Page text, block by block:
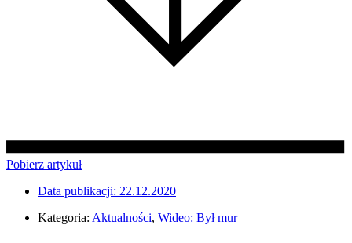
Pobierz artykuł
Data publikacji: 22.12.2020
Kategoria: Aktualności, Wideo: Był mur